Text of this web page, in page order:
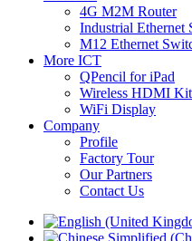
4G M2M Router
Industrial Ethernet
M12 Ethernet
More ICT
QPencil for iPad
Wireless HDMI Kit
WiFi Display
Company
Profile
Factory Tour
Our Partners
Contact Us